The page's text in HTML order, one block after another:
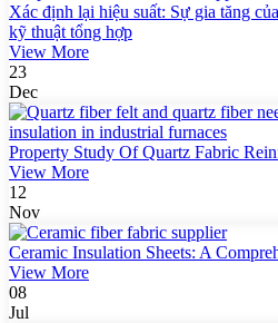
Xác định lại hiệu suất: Sự gia tăng
kỹ thuật tổng hợp
View More
23
Dec
Property Study Of Quartz Fabric
View More
12
Nov
Ceramic Insulation Sheets: A
View More
08
Jul